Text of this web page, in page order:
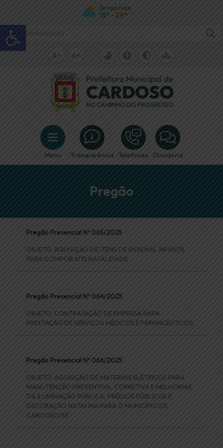
Abrir a barra de ferramentas
Tempo hoje
15° • 29°
Menu Transparência Telefones Ouvidoria
Pregão
Pregão Presencial Nº 065/2025
OBJETO: AQUISIÇÃO DE ITENS DE ENXOVAL INFANTIL
PARA COMPOR KITS NATALIDADE
Pregão Presencial Nº 064/2025
OBJETO: CONTRATAÇÃO DE EMPRESA PARA
PRESTAÇÃO DE SERVIÇOS MÉDICOS E FARMACÊUTICOS.
Pregão Presencial Nº 066/2025
OBJETO: AQUISIÇÃO DE MATERIAIS ELÉTRICOS PARA
MANUTENÇÃO PREVENTIVA, CORRETIVA E MELHORIAS
DA ILUMINAÇÃO PÚBLICA, PRÉDIOS PÚBLICOS E
DECORAÇÃO NATALINA PARA O MUNICÍPIO DE
CARDOSO/SP.